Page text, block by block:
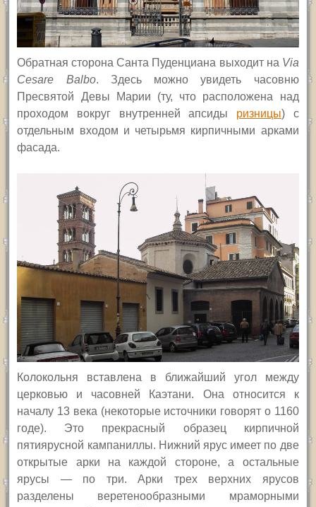
Обратная сторона Санта Пуденциана выходит на Via
Cesare Balbo. Здесь можно увидеть часовню
Пресвятой Девы Марии (ту, что расположена над
проходом вокруг внутренней апсиды ризницы) с
отдельным входом и четырьмя кирпичными арками
фасада.
Колокольня вставлена в ближайший угол между
церковью и часовней Каэтани. Она относится к
началу 13 века (некоторые источники говорят о 1160
годе). Это прекрасный образец кирпичной
пятиярусной кампаниллы. Нижний ярус имеет по две
открытые арки на каждой стороне, а остальные
ярусы — по три. Арки трех верхних ярусов
разделены веретенообразными мраморными